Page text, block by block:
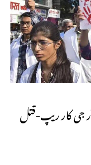
آر جی کار ریپ-قتل